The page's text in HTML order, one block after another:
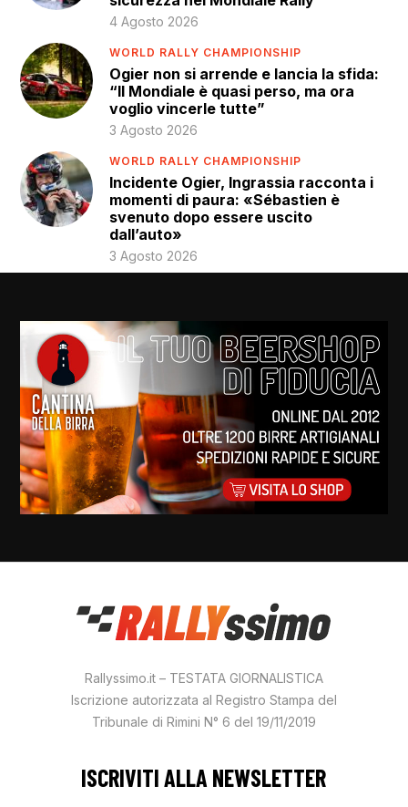
4 Agosto 2026
WORLD RALLY CHAMPIONSHIP
Ogier non si arrende e lancia la sfida:
“Il Mondiale è quasi perso, ma ora
voglio vincerle tutte”
3 Agosto 2026
WORLD RALLY CHAMPIONSHIP
Incidente Ogier, Ingrassia racconta i
momenti di paura: «Sébastien è
svenuto dopo essere uscito
dall’auto»
3 Agosto 2026
Rallyssimo.it – TESTATA GIORNALISTICA
Iscrizione autorizzata al Registro Stampa del
Tribunale di Rimini N° 6 del 19/11/2019
ISCRIVITI ALLA NEWSLETTER